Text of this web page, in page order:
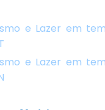
e Lazer em
e Lazer em